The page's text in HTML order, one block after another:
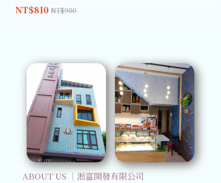
NT$810 NT$900
ABOUT US ｜淞富開發有限公司